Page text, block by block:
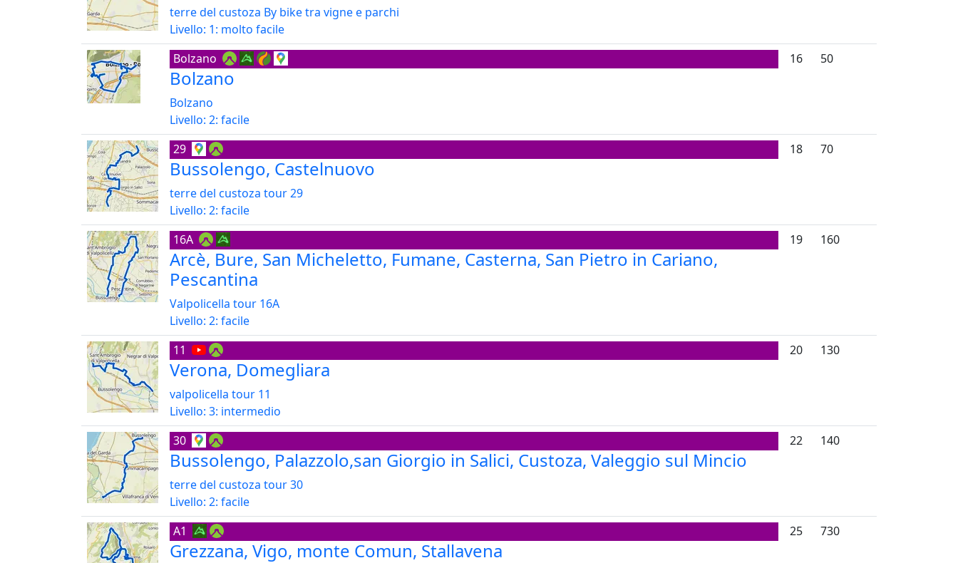
terre del custoza By bike tra vigne e parchi
Livello: 1: molto facile
Bolzano
Bolzano
Bolzano
Livello: 2: facile
16 50
29
Bussolengo, Castelnuovo
terre del custoza tour 29
Livello: 2: facile
18 70
16A
Arcè, Bure, San Micheletto, Fumane, Casterna, San Pietro in Cariano,
Pescantina
Valpolicella tour 16A
Livello: 2: facile
19 160
11
Verona, Domegliara
valpolicella tour 11
Livello: 3: intermedio
20 130
30
Bussolengo, Palazzolo,san Giorgio in Salici, Custoza, Valeggio sul Mincio
terre del custoza tour 30
Livello: 2: facile
22 140
A1
Grezzana, Vigo, monte Comun, Stallavena
25 730